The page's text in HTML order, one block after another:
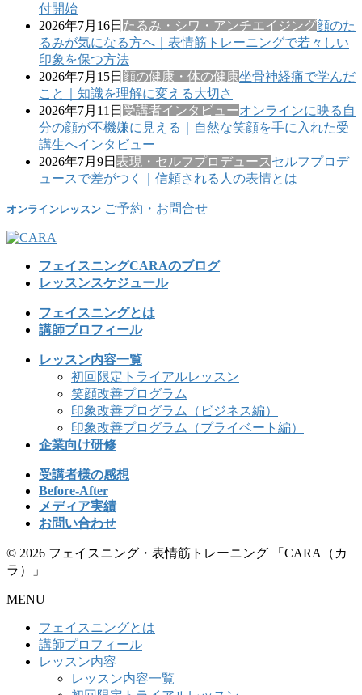
付開始
2026年7月16日 たるみ・シワ・アンチエイジング顔のた
るみが気になる方へ｜表情筋トレーニングで若々しい
印象を保つ方法
2026年7月15日 顔の健康・体の健康坐骨神経痛で学んだ
こと｜知識を理解に変える大切さ
2026年7月11日 受講者インタビューオンラインに映る自
分の顔が不機嫌に見える｜自然な笑顔を手に入れた受
講生へインタビュー
2026年7月9日 表現・セルフプロデュース セルフプロデ
ュースで差がつく｜信頼される人の表情とは
オンラインレッスン ご予約・お問合せ
フェイスニングCARAのブログ
レッスンスケジュール
フェイスニングとは
講師プロフィール
レッスン内容一覧
初回限定トライアルレッスン
笑顔改善プログラム
印象改善プログラム（ビジネス編）
印象改善プログラム（プライベート編）
企業向け研修
受講者様の感想
Before-After
メディア実績
お問い合わせ
© 2026 フェイスニング・表情筋トレーニング 「CARA（カ
ラ）」
MENU
フェイスニングとは
講師プロフィール
レッスン内容
レッスン内容一覧